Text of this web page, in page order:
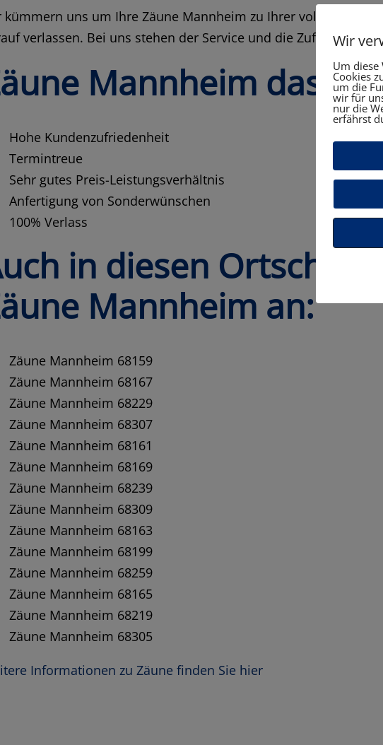
kümmern uns um Ihre Zäune Mannheim zu Ihrer vollen
verlassen. Bei uns stehen der Service und die
Mannheim das
Hohe Kundenzufriedenheit
Termintreue
Sehr gutes Preis-Leistungsverhältnis
Anfertigung von Sonderwünschen
100% Verlass
in diesen
Mannheim an:
Zäune Mannheim 68159
Zäune Mannheim 68167
Zäune Mannheim 68229
Zäune Mannheim 68307
Zäune Mannheim 68161
Zäune Mannheim 68169
Zäune Mannheim 68239
Zäune Mannheim 68309
Zäune Mannheim 68163
Zäune Mannheim 68199
Zäune Mannheim 68259
Zäune Mannheim 68165
Zäune Mannheim 68219
Zäune Mannheim 68305
Informationen zu Zäune finden Sie hier
Wir
Um diese
Cookies
um die
wir für
nur die
erfährst